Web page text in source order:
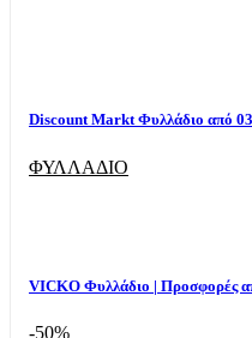
Discount Markt Φυλλάδιο από
ΦΥΛΛΑΔΙΟ
VICKO Φυλλάδιο | Προσφορές
-50%